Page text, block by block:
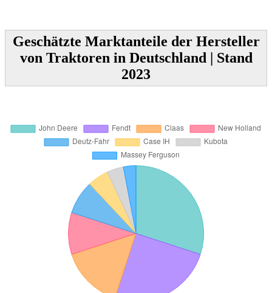
Geschätzte Marktanteile der Hersteller
von Traktoren in Deutschland | Stand
2023